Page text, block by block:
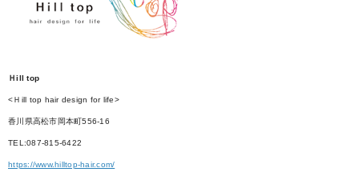
Ｈill top
<Ｈill top hair design for life>
香川県高松市岡本町556-16
TEL:087-815-6422
https://www.hilltop-hair.com/